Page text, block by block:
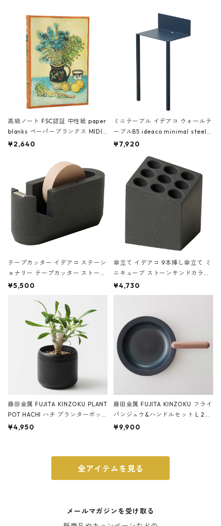
高級ノート FSC認証 中性紙 paper
blanks ペーパーブランクス MIDI
ハードカバー 罫線 ヴァン・ゴッホ
¥2,640
ミニテーブル イデアコ ウォールテ
ーブルB5 ideaco minimal steel f
urniture WALL Table B5 ネイビー
¥7,920
テープカッター イデアコ ステーシ
ョナリー テープカッター ストーン
サンドカラー 石調 ideaco Station
¥5,500
傘立て イデアコ 9本挿し傘立て ミ
ニキューブ ストーンサンドカラー
石調 ideaco Umbrella Stand CUB
E ストーンサンドブラック
¥4,730
藤田金属 FUJITA KINZOKU PLANT
POT HACHI ハチ プランターポッ
ト 3号 ブラック
¥4,950
藤田金属 FUJITA KINZOKU フライ
パンジュウ&ハンドルセット L 24c
m ガス火・IH対応 鉄フライパン
¥9,900
全アイテムを見る
メールマガジンを受け取る